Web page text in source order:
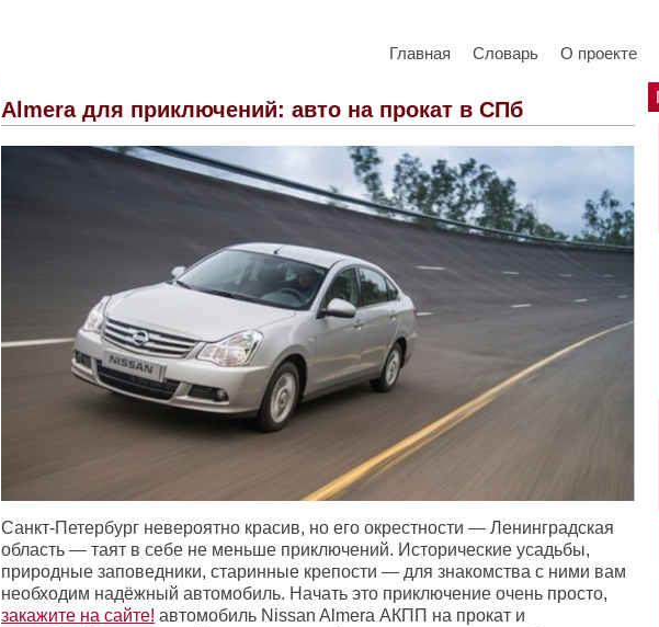
Главная Словарь О проекте
Almera для приключений: авто на прокат в СПб
Санкт-Петербург невероятно красив, но его окрестности — Ленинградская
область — таят в себе не меньше приключений. Исторические усадьбы,
природные заповедники, старинные крепости — для знакомства с ними вам
необходим надёжный автомобиль. Начать это приключение очень просто,
закажите на сайте! автомобиль Nissan Almera АКПП на прокат и